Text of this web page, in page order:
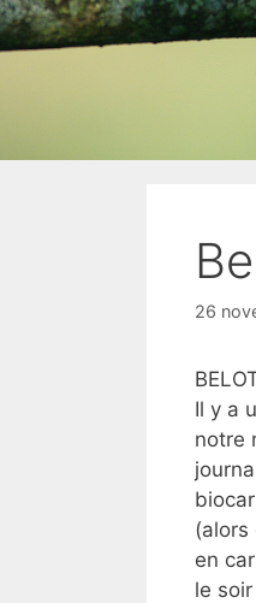
26
Il y a
notre
(alors
en
le